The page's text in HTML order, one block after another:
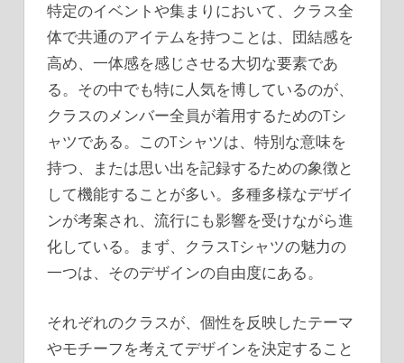
特定のイベントや集まりにおいて、クラス全
体で共通のアイテムを持つことは、団結感を
高め、一体感を感じさせる大切な要素であ
る。 その中でも特に人気を博しているのが、
クラスのメンバー全員が着用するためのTシ
ャツである。このTシャツは、特別な意味を
持つ、または思い出を記録するための象徴と
して機能することが多い。多種多様なデザイ
ンが考案され、流行にも影響を受けながら進
化している。まず、クラスTシャツの魅力の
一つは、そのデザインの自由度にある。
それぞれのクラスが、個性を反映したテーマ
やモチーフを考えてデザインを決定すること